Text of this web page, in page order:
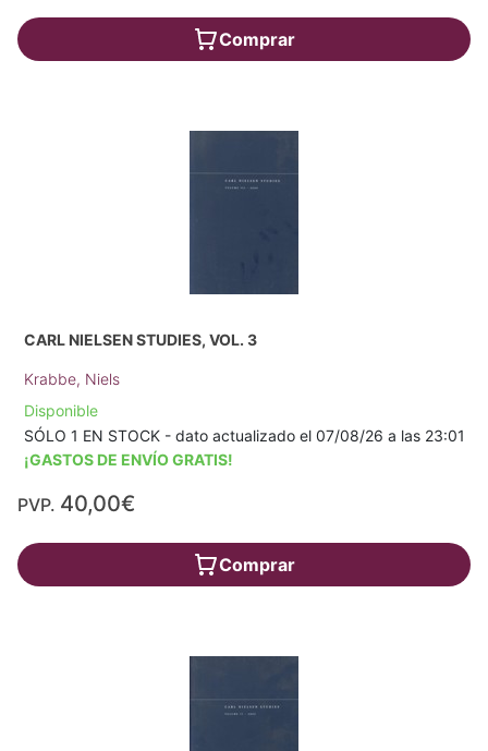
Comprar
CARL NIELSEN STUDIES, VOL. 3
Krabbe, Niels
Disponible
SÓLO 1 EN STOCK - dato actualizado el 07/08/26 a las 23:01
¡GASTOS DE ENVÍO GRATIS!
PVP. 40,00€
Comprar